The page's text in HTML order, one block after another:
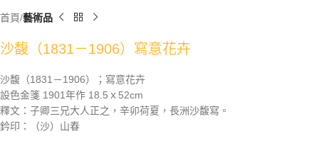
首頁 藝術品
沙馥（1831－1906）寫意花卉
沙馥（1831－1906）；寫意花卉
設色金箋 1901年作 18.5ｘ52cm
釋文：子卿三兄大人正之，辛卯荷夏，長洲沙馥寫。
鈐印：（沙）山春